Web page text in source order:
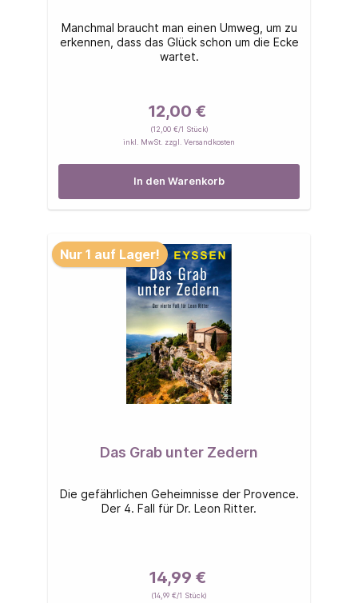
Manchmal braucht man einen Umweg, um zu
erkennen, dass das Glück schon um die Ecke
wartet.
12,00 €
(12,00 €/1 Stück)
inkl. MwSt. zzgl. Versandkosten
In den Warenkorb
Nur 1 auf Lager!
Das Grab unter Zedern
Die gefährlichen Geheimnisse der Provence.
Der 4. Fall für Dr. Leon Ritter.
14,99 €
(14,99 €/1 Stück)